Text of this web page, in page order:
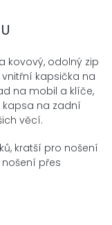
kovový, odolný zip
kapsička na
na mobil a klíče,
kapsa na zadní
věcí.
kratší pro nošení
přes